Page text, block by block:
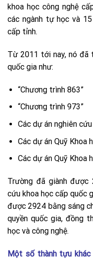
khoa học công nghệ
các ngành tự học và
cấp tỉnh.
Từ 2011 tới nay, nó đã
quốc gia như:
“Chương trình 863”
“Chương trình 973”
Các dự án nghiên
Các dự án Quỹ Khoa
Các dự án Quỹ Khoa
Trường đã giành
cứu khoa học cấp quốc
được 2924 bằng sáng
quyền quốc gia, đồng
học và công nghệ.
Một số thành tựu